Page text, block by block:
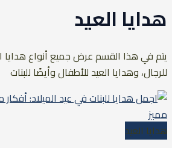
هدايا العيد
يتم في هذا القسم عرض جميع أنواع هدايا
للرجال، وهدايا العيد للأطفال وأيضًا للبنات
هدايا العيد